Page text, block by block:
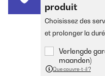
produit
Choisissez des
et prolonger la
Verlengde
maanden)
Que couvre-t-il ?